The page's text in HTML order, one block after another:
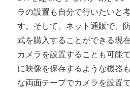
ラの設置も自分で行いたいと
す。そして、ネット通販で、
式を購入することができる現
カメラを設置することも可能
に映像を保存するような機器
な両面テープでカメラを設置